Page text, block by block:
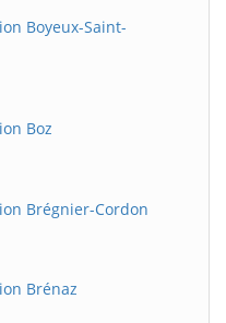
Boyeux-Saint-
Boz
Brégnier-Cordon
Brénaz